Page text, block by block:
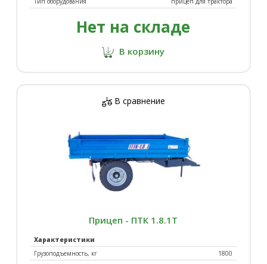
Нет на складе
В корзину
В сравнение
Прицеп - ПТК 1.8.1Т
Характеристики
Грузоподъемность, кг
1800